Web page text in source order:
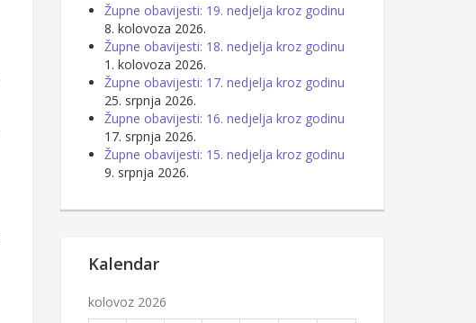
Župne obavijesti: 19. nedjelja kroz godinu
8. kolovoza 2026.
Župne obavijesti: 18. nedjelja kroz godinu
1. kolovoza 2026.
Župne obavijesti: 17. nedjelja kroz godinu
25. srpnja 2026.
Župne obavijesti: 16. nedjelja kroz godinu
17. srpnja 2026.
Župne obavijesti: 15. nedjelja kroz godinu
9. srpnja 2026.
Kalendar
kolovoz 2026